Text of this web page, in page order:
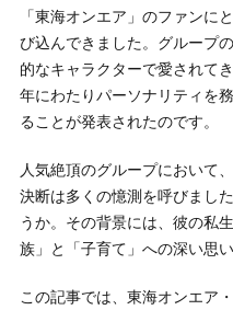
「東海オンエア」のファンに
び込んできました。グループ
的なキャラクターで愛されて
年にわたりパーソナリティを
ることが発表されたのです。
人気絶頂のグループにおいて
決断は多くの憶測を呼びまし
うか。その背景には、彼の私
族」と「子育て」への深い思
この記事では、東海オンエア